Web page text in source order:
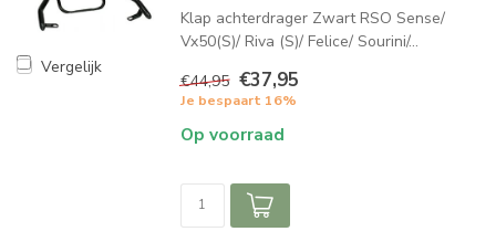
Vergelijk
Klap achterdrager Zwart RSO Sense/
Vx50(S)/ Riva (S)/ Felice/ Sourini/...
€44,95 €37,95
Je bespaart 16%
Op voorraad